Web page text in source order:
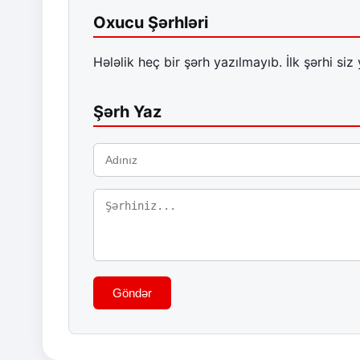
Oxucu Şərhləri
Hələlik heç bir şərh yazılmayıb. İlk şərhi siz
Şərh Yaz
Göndər